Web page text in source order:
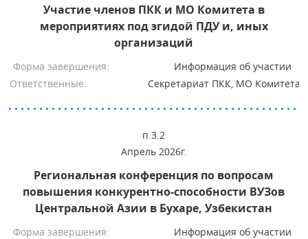
Участие членов ПКК и МО Комитета в
мероприятиях под эгидой ПДУ и, иных
организаций
Форма завершения:
Информация об участии
Ответственные:
Секретариат ПКК, МО Комитета
п.3.2
Апрель 2026г.
Региональная конференция по вопросам
повышения конкурентно-способности ВУЗов
Центральной Азии в Бухаре, Узбекистан
Форма завершения:
Информация об участии